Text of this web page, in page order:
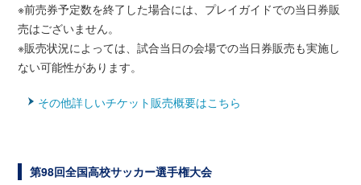
※前売券予定数を終了した場合には、プレイガイドでの当日券販
売はございません。
※販売状況によっては、試合当日の会場での当日券販売も実施し
ない可能性があります。
その他詳しいチケット販売概要はこちら
第98回全国高校サッカー選手権大会